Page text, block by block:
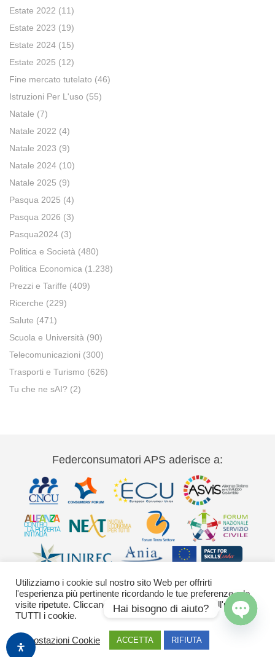
Estate 2022 (11)
Estate 2023 (19)
Estate 2024 (15)
Estate 2025 (12)
Fine mercato tutelato (46)
Istruzioni Per L'uso (55)
Natale (7)
Natale 2022 (4)
Natale 2023 (9)
Natale 2024 (10)
Natale 2025 (9)
Pasqua 2025 (4)
Pasqua 2026 (3)
Pasqua2024 (3)
Politica e Società (480)
Politica Economica (1.238)
Prezzi e Tariffe (409)
Ricerche (229)
Salute (471)
Scuola e Università (90)
Telecomunicazioni (300)
Trasporti e Turismo (626)
Tu che ne sAI? (2)
Federconsumatori APS aderisce a:
Via Palestro 11 00185 Roma - tel 06
42020755-9 federconsumatori@federconsumatori.it Ufficio stampa tel: 06
42020755 ufficiostampa@federconsumatori.it -Cookies Policy
Utilizziamo i cookie sul nostro sito Web per offrirti
l'esperienza più pertinente ricordando le tue preferenze e le
visite ripetute. Cliccando su "Accetta" acconsenti all'uso di
TUTTI i cookie.
Impostazioni Cookie ACCETTA RIFIUTA
Hai bisogno di aiuto?